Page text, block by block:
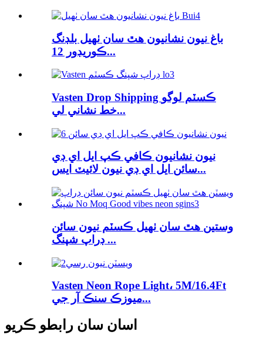
باغ نيون نشانيون هٿ سان ٺهيل بلڊنگ
ڪوريڊور 12...
Vasten Drop Shipping ڪسٽم لوگو
خط نشاني لي...
نيون نشانيون ڪافي ڪپ ايل اي ڊي
سائن ايل اي ڊي نيون لائيٽ ايس...
وستين هٿ سان ٺهيل ڪسٽم نيون سائن
ڊراپ شپنگ ...
Vasten Neon Rope Light، 5M/16.4Ft
ميوزڪ سنڪ آر جي...
اسان سان رابطو ڪريو